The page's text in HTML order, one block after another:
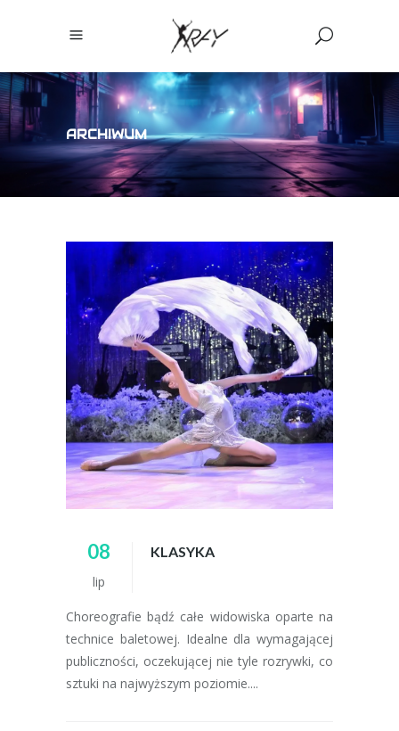
ARCHIWUM
08
lip
KLASYKA
Choreografie bądź całe widowiska oparte na
technice baletowej. Idealne dla wymagającej
publiczności, oczekującej nie tyle rozrywki, co
sztuki na najwyższym poziomie....